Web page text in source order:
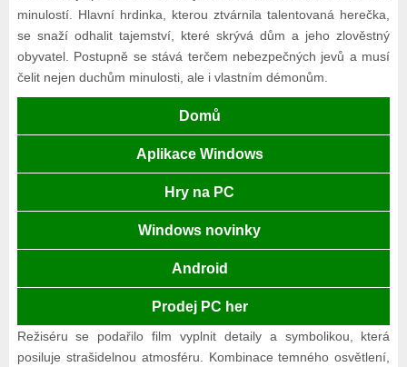
minulostí. Hlavní hrdinka, kterou ztvárnila talentovaná herečka,
se snaží odhalit tajemství, které skrývá dům a jeho zlověstný
obyvatel. Postupně se stává terčem nebezpečných jevů a musí
čelit nejen duchům minulosti, ale i vlastním démonům.
Domů
Aplikace Windows
Hry na PC
Windows novinky
Android
Prodej PC her
Režiséru se podařilo film vyplnit detaily a symbolikou, která
posiluje strašidelnou atmosféru. Kombinace temného osvětlení,